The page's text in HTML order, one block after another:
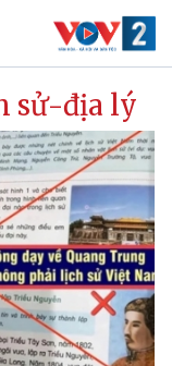
sử-địa lý